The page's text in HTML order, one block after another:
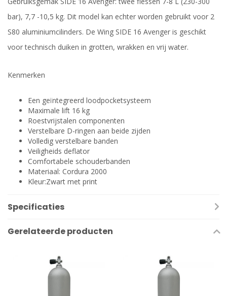
bar), 7,7 -10,5 kg. Dit model kan echter worden gebruikt voor 2
S80 aluminiumcilinders. De Wing SIDE 16 Avenger is geschikt
voor technisch duiken in grotten, wrakken en vrij water.
Kenmerken
Een geïntegreerd loodpocketsysteem
Maximale lift 16 kg
Roestvrijstalen componenten
Verstelbare D-ringen aan beide zijden
Volledig verstelbare banden
Veiligheids deflator
Comfortabele schouderbanden
Materiaal: Cordura 2000
Kleur:Zwart met print
Specificaties
Gerelateerde producten